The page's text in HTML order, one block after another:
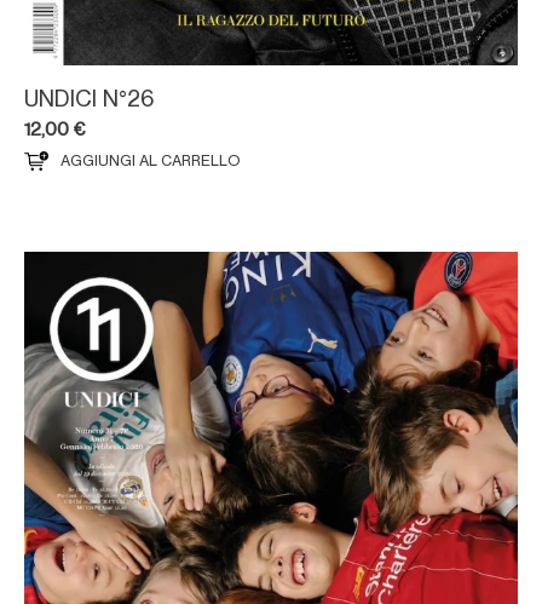
UNDICI N°26
12,00 €
AGGIUNGI AL CARRELLO